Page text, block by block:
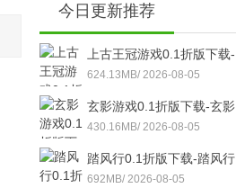
今日更新推荐
上古王冠游戏0.1折版下载-
上古王冠(0.1折官方正版)
福利版 v1.0安卓版下载
624.13MB/ 2026-08-05
玄影游戏0.1折版下载-玄影
（0.1折盗帅送真充）手游
v1.0.0安卓版下载
430.16MB/ 2026-08-05
踏风行0.1折版下载-踏风行
折扣版 v3.0.1安卓版下载
692MB/ 2026-08-05